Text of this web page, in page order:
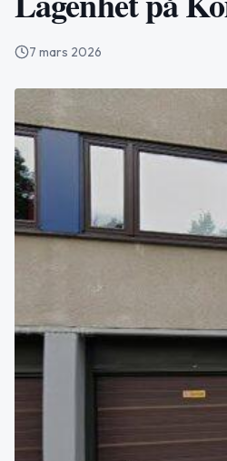
7 mars 2026